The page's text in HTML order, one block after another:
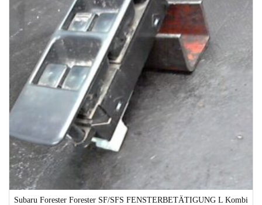
Subaru Forester Forester SF/SFS FENSTERBETÄTIGUNG L Kombi
1-3 Werktage